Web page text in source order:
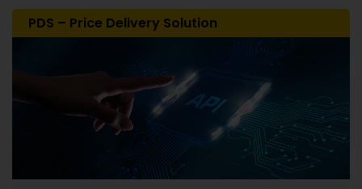
PDS – Price Delivery Solution